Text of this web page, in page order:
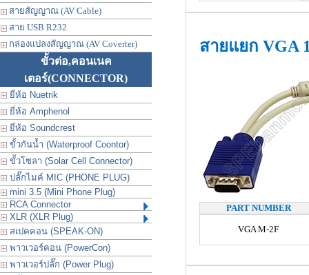
สายสัญญาณ (AV Cable)
สาย USB R232
กล่องแปลงสัญญาณ (AV Coverter)
ขั้วต่อ,คอนเนค
เตอร์(CONNECTOR)
ยี่ห้อ Nuetrik
ยี่ห้อ Amphenol
ยี่ห้อ Soundcrest
ขั้วกันน้ำ (Waterproof Coontor)
ขั้วโซลา (Solar Cell Connector)
ปลั๊กไมค์ MIC (PHONE PLUG)
mini 3.5 (Mini Phone Plug)
RCA Connector
XLR (XLR Plug)
สเปคคอน (SPEAK-ON)
พาวเวอร์คอน (PowerCon)
พาวเวอร์ปลั๊ก (Power Plug)
สายแยก VGA
PART NUMBER
VGA M-2F